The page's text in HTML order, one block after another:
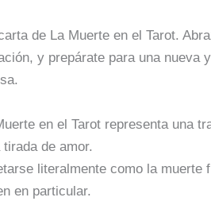
de La Muerte en el Tarot.
y prepárate para una nueva
en el Tarot representa una
de amor.
literalmente como la muerte
en particular.